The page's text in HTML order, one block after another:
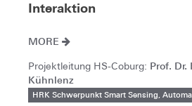
Interaktion
MORE
Projektleitung HS-Coburg: Prof. Dr.
Kühnlenz
HRK Schwerpunkt Smart Sensing,